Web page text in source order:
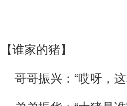
【谁家的猪】
哥哥振兴：“哎呀，